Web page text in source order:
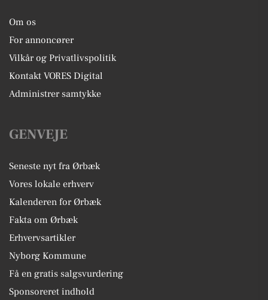
Om os
For annoncører
Vilkår og Privatlivspolitik
Kontakt VORES Digital
Administrer samtykke
GENVEJE
Seneste nyt fra Ørbæk
Vores lokale erhverv
Kalenderen for Ørbæk
Fakta om Ørbæk
Erhvervsartikler
Nyborg Kommune
Få en gratis salgsvurdering
Sponsoreret indhold